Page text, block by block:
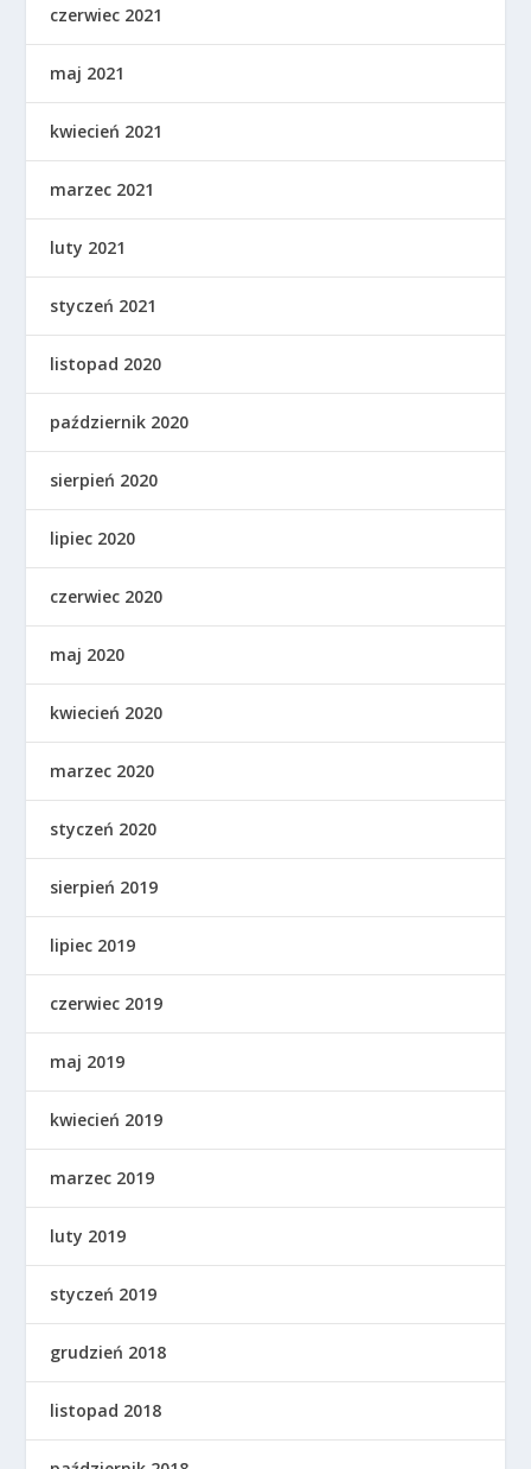
czerwiec 2021
maj 2021
kwiecień 2021
marzec 2021
luty 2021
styczeń 2021
listopad 2020
październik 2020
sierpień 2020
lipiec 2020
czerwiec 2020
maj 2020
kwiecień 2020
marzec 2020
styczeń 2020
sierpień 2019
lipiec 2019
czerwiec 2019
maj 2019
kwiecień 2019
marzec 2019
luty 2019
styczeń 2019
grudzień 2018
listopad 2018